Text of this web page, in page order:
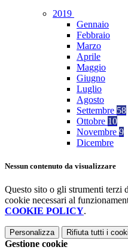
2019
Gennaio
Febbraio
Marzo
Aprile
Maggio
Giugno
Luglio
Agosto
Settembre 58
Ottobre 10
Novembre 9
Dicembre
Nessun contenuto da visualizzare
Questo sito o gli strumenti terzi
cookie necessari al
COOKIE POLICY.
Personalizza Rifiuta tutti i
Gestione cookie